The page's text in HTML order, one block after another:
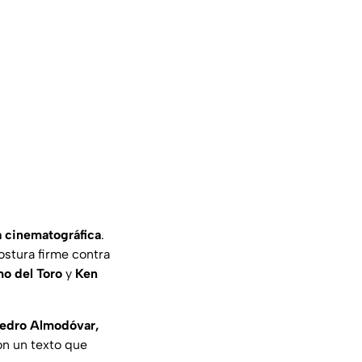
cinematográfica.
firme contra
del Toro y Ken
Almodóvar,
un texto que